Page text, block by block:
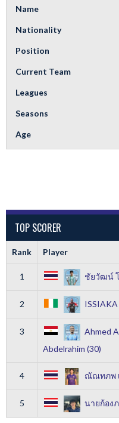
Name
Nationality
Position
Current Team
Leagues
Seasons
Age
TOP SCORER
Rank Player
1 ชัยวัฒน์
2 ISSIAKA
3
Ahmed
Abdelrahim (30)
4 ณัณทภพ
5 นายก้อง